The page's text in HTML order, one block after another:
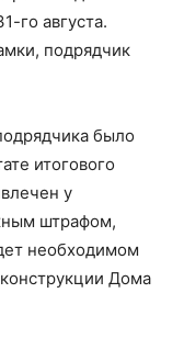
го августа.
подрядчик
было
итогового
у
штрафом,
необходимом
Дома